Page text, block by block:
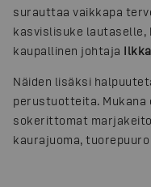
surauttaa vaikkapa
kasvislisuke lautaselle,
kaupallinen johtaja
Näiden lisäksi
perustuotteita. Mukana
sokerittomat
kaurajuoma,